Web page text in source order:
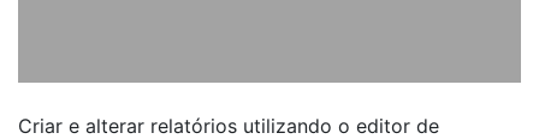
Criar e alterar relatórios utilizando o editor de